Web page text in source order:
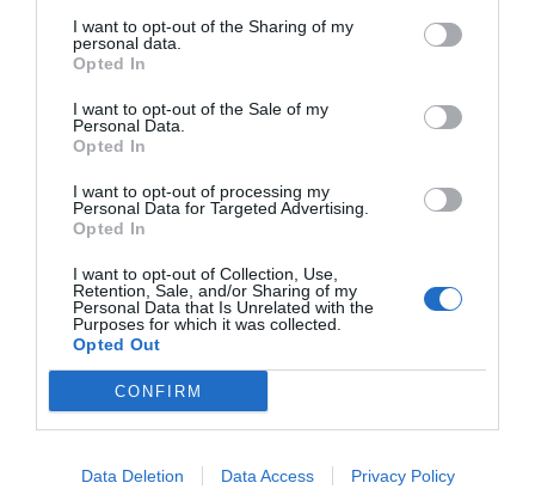
I want to opt-out of the Sharing of my
personal data.
Opted In
I want to opt-out of the Sale of my
Personal Data.
Opted In
I want to opt-out of processing my
Personal Data for Targeted Advertising.
Opted In
I want to opt-out of Collection, Use,
Retention, Sale, and/or Sharing of my
Personal Data that Is Unrelated with the
Purposes for which it was collected.
Opted Out
CONFIRM
Data Deletion Data Access Privacy Policy
Χαρακτηριστικός ήταν ο τίτλος της εποχής (που
σύμφωνα με τον οποίο «το κολάρο σφίγγει τον
Μπένετ».